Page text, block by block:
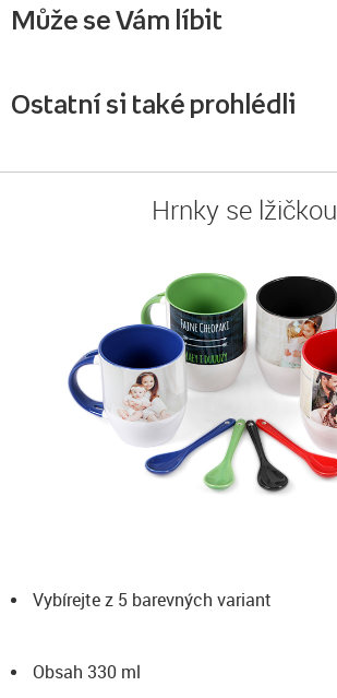
Může se Vám líbit
Ostatní si také prohlédli
Hrnky se lžičkou
Vybírejte z 5 barevných variant
Obsah 330 ml